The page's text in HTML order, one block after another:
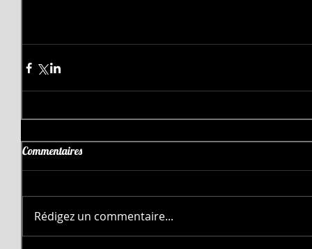
Commentaires
Rédigez un commentaire...